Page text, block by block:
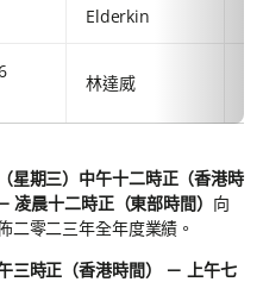
Elderkin
林達威
星期三）中午十二時正（香港時
凌晨十二時正（東部時間） 向
二零二三年全年度業績。
三時正（香港時間） － 上午七